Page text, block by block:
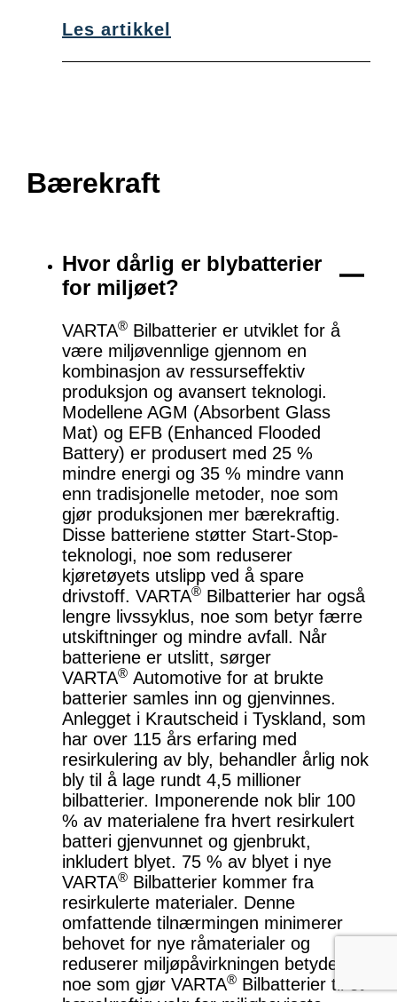
Les artikkel
Bærekraft
Hvor dårlig er blybatterier
for miljøet?
VARTA® Bilbatterier er utviklet for å
være miljøvennlige gjennom en
kombinasjon av ressurseffektiv
produksjon og avansert teknologi.
Modellene AGM (Absorbent Glass
Mat) og EFB (Enhanced Flooded
Battery) er produsert med 25 %
mindre energi og 35 % mindre vann
enn tradisjonelle metoder, noe som
gjør produksjonen mer bærekraftig.
Disse batteriene støtter Start-Stop-
teknologi, noe som reduserer
kjøretøyets utslipp ved å spare
drivstoff. VARTA® Bilbatterier har også
lengre livssyklus, noe som betyr færre
utskiftninger og mindre avfall. Når
batteriene er utslitt, sørger
VARTA® Automotive for at brukte
batterier samles inn og gjenvinnes.
Anlegget i Krautscheid i Tyskland, som
har over 115 års erfaring med
resirkulering av bly, behandler årlig nok
bly til å lage rundt 4,5 millioner
bilbatterier. Imponerende nok blir 100
% av materialene fra hvert resirkulert
batteri gjenvunnet og gjenbrukt,
inkludert blyet. 75 % av blyet i nye
VARTA® Bilbatterier kommer fra
resirkulerte materialer. Denne
omfattende tilnærmingen minimerer
behovet for nye råmaterialer og
reduserer miljøpåvirkningen betydelig,
noe som gjør VARTA® Bilbatterier til et